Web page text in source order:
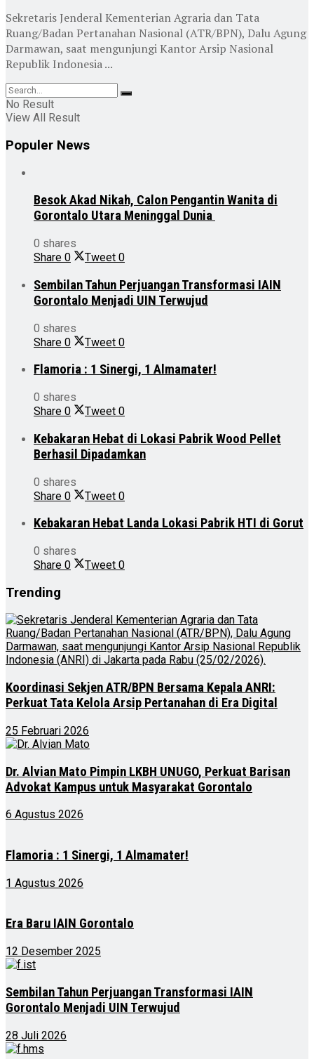
Sekretaris Jenderal Kementerian Agraria dan Tata
Ruang/Badan Pertanahan Nasional (ATR/BPN), Dalu Agung
Darmawan, saat mengunjungi Kantor Arsip Nasional
Republik Indonesia ...
No Result
View All Result
Populer News
Besok Akad Nikah, Calon Pengantin Wanita di
Gorontalo Utara Meninggal Dunia
0 shares
Share 0 Tweet 0
Sembilan Tahun Perjuangan Transformasi IAIN
Gorontalo Menjadi UIN Terwujud
0 shares
Share 0 Tweet 0
Flamoria : 1 Sinergi, 1 Almamater!
0 shares
Share 0 Tweet 0
Kebakaran Hebat di Lokasi Pabrik Wood Pellet
Berhasil Dipadamkan
0 shares
Share 0 Tweet 0
Kebakaran Hebat Landa Lokasi Pabrik HTI di Gorut
0 shares
Share 0 Tweet 0
Trending
Koordinasi Sekjen ATR/BPN Bersama Kepala ANRI:
Perkuat Tata Kelola Arsip Pertanahan di Era Digital
25 Februari 2026
Dr. Alvian Mato Pimpin LKBH UNUGO, Perkuat Barisan
Advokat Kampus untuk Masyarakat Gorontalo
6 Agustus 2026
Flamoria : 1 Sinergi, 1 Almamater!
1 Agustus 2026
Era Baru IAIN Gorontalo
12 Desember 2025
Sembilan Tahun Perjuangan Transformasi IAIN
Gorontalo Menjadi UIN Terwujud
28 Juli 2026